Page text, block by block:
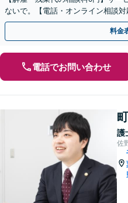
ないで。【電話・オンライン相談対
料金
電話でお問い合わせ
護
佐